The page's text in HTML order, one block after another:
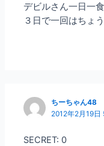
デビルさん一日一食
３日で一回はちょ
ちーちゃん48
2012年2月19日
SECRET: 0